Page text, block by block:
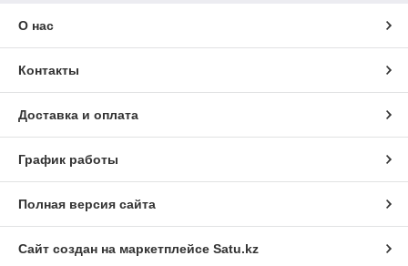
О нас
Контакты
Доставка и оплата
График работы
Полная версия сайта
Сайт создан на маркетплейсе Satu.kz